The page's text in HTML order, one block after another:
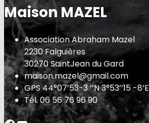
Maison MAZEL
Association Abraham Mazel
2230 Falguières
30270 SaintJean du Gard
maison.mazel@gmail.com
GPS 44°07’53-3 ‘’N 3°53’’15 -8’E
Tél. 06 56 76 96 90